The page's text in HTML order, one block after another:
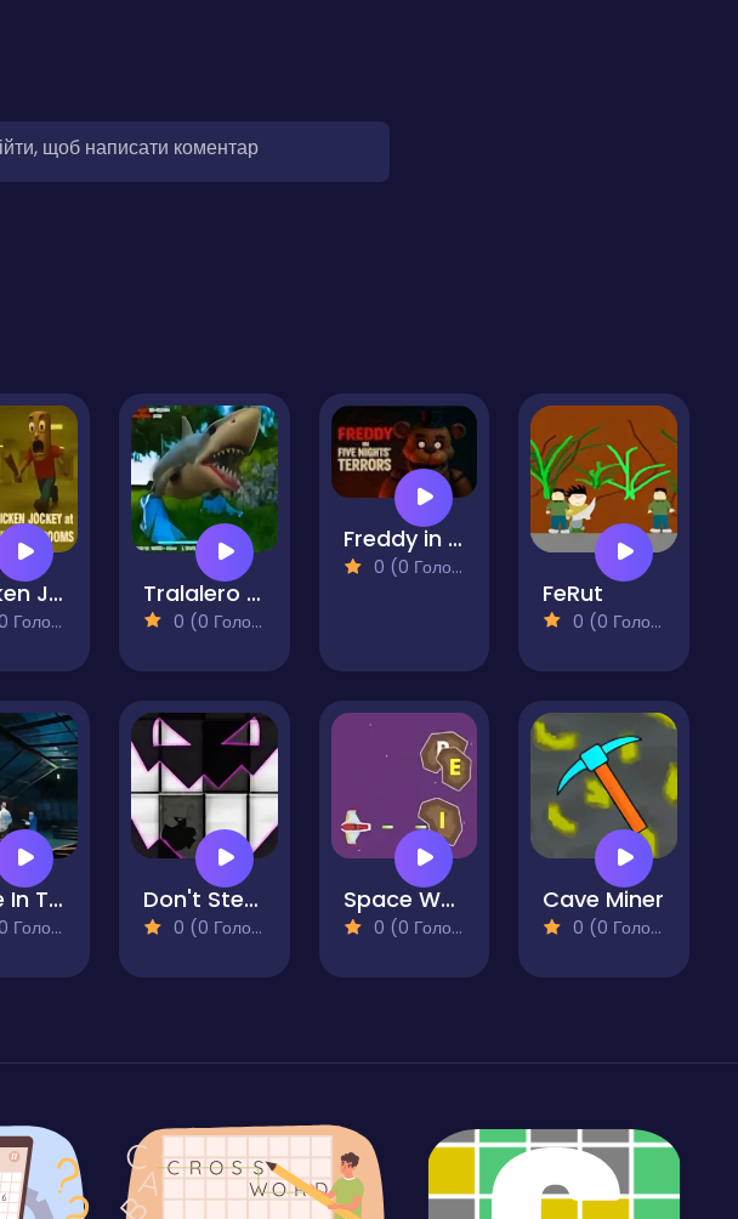
щоб написати коментар
Chicken Jockey at Tung Tung Sahur Backrooms Tralalero Tralala Brainrot Parking Terror
0 (0 Голосів)
Freddy in Five Nights Terrors
0 (0 Голосів)
FeRut
0 (0 Голосів)
Alone In The Evil Mansion Don't Step on the White Tile Revenge
0 (0 Голосів)
Space Words
0 (0 Голосів)
Cave Miner
0 (0 Голосів)